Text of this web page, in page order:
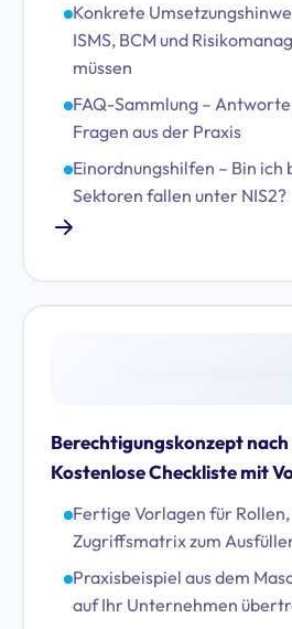
Konkrete
ISMS, BCM und
müssen
FAQ-Sammlung –
Fragen aus der Praxis
Einordnungshilfen – Bin
Sektoren fallen unter NIS2?
Berechtigungskonzept nach
Kostenlose Checkliste mit
Fertige Vorlagen für
Zugriffsmatrix zum
Praxisbeispiel aus dem
auf Ihr Unternehmen